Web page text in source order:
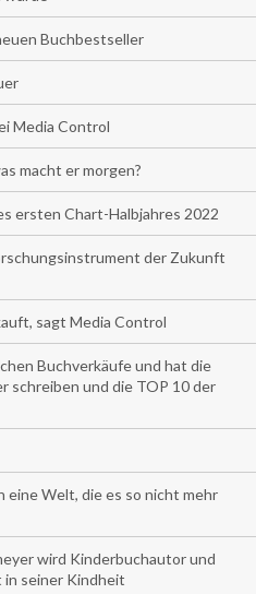
Buchbestseller
Media Control
macht er morgen?
ersten Chart-Halbjahres 2022
der Zukunft
sagt Media Control
Buchverkäufe und hat die
schreiben und die TOP 10 der
eine Welt, die es so nicht mehr
wird Kinderbuchautor und
seiner Kindheit